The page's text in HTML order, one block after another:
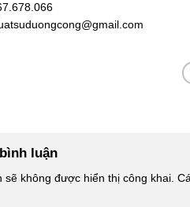
luận
sẽ không được hiển thị công khai.